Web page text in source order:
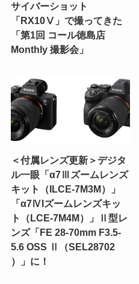
サイバーショット
「RX10Ⅴ」で撮ってきた
「第1回 コール徳島店
Monthly 撮影会」
＜付属レンズ更新＞デジタ
ル一眼「α7Ⅲズームレンズ
キット（ILCE-7M3M）」
「α7ⅣIズームレンズキッ
ト（LCE-7M4M）」Ⅱ型レ
ンズ「FE 28-70mm F3.5-
5.6 OSS Ⅱ（SEL28702
）」に！